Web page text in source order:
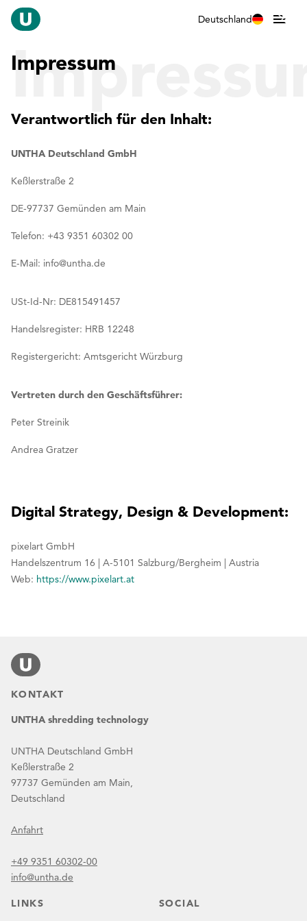
Deutschland
Impressum
Verantwortlich für den Inhalt:
UNTHA Deutschland GmbH
Keßlerstraße 2
DE-97737 Gemünden am Main
Telefon: +43 9351 60302 00
E-Mail: info@untha.de
USt-Id-Nr: DE815491457
Handelsregister: HRB 12248
Registergericht: Amtsgericht Würzburg
Vertreten durch den Geschäftsführer:
Peter Streinik
Andrea Gratzer
Digital Strategy, Design & Development:
pixelart GmbH
Handelszentrum 16 | A-5101 Salzburg/Bergheim | Austria
Web: https://www.pixelart.at
KONTAKT
UNTHA shredding technology
UNTHA Deutschland GmbH
Keßlerstraße 2
97737 Gemünden am Main,
Deutschland
Anfahrt
+49 9351 60302-00
info@untha.de
LINKS SOCIAL